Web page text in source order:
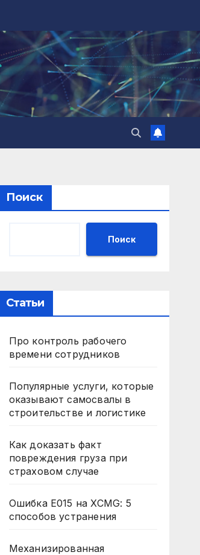
Поиск
Поиск
Статьи
Про контроль рабочего
времени сотрудников
Популярные услуги, которые
оказывают самосвалы в
строительстве и логистике
Как доказать факт
повреждения груза при
страховом случае
Ошибка E015 на XCMG: 5
способов устранения
Механизированная